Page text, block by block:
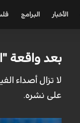
الأخبار البرامج
بعد واقعة
على نشره.